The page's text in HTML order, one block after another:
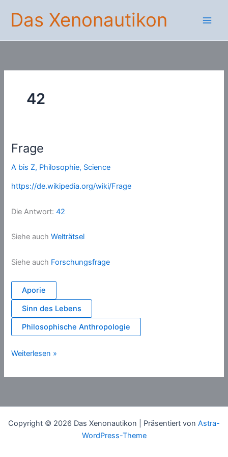
Inhalt
springen
Das Xenonautikon
42
Frage
A bis Z, Philosophie, Science
https://de.wikipedia.org/wiki/Frage
Die Antwort:42
Siehe auchWelträtsel
Siehe auch Forschungsfrage
Aporie
Sinn des Lebens
Philosophische Anthropologie
Frage
Weiterlesen »
Copyright © 2026 Das Xenonautikon | Präsentiert von Astra-
WordPress-Theme